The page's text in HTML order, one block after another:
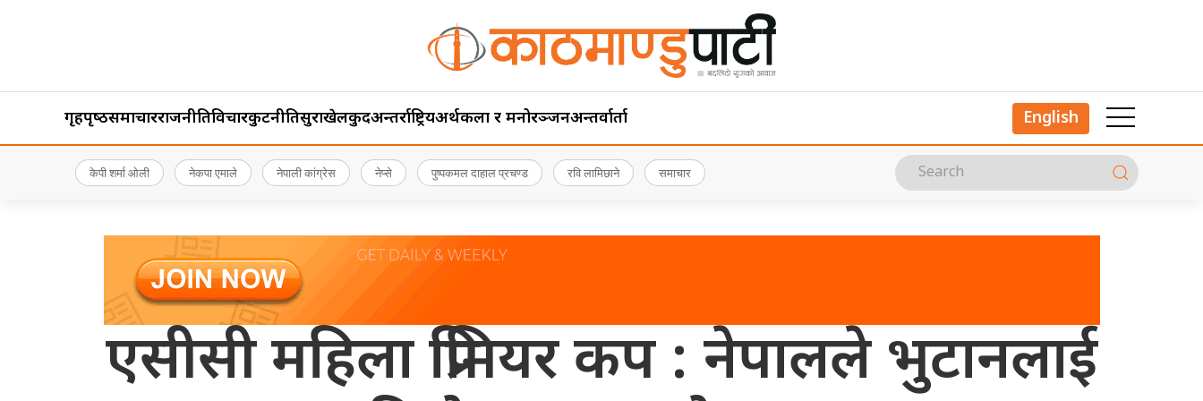
गृहपृष्‍ठसमाचारराजनीतिविचारकुटनीतिसुरक्षाखेलकुदअन्तर्राष्ट्रियअर्थकला र मनोरञ्जनअन्तर्वार्ता English
केपी शर्मा ओली नेकपा एमाले नेपाली कांग्रेस नेप्से पुष्पकमल दाहाल प्रचण्ड रवि लामिछाने समाचार
एसीसी महिला प्रिमियर कप : नेपालले भुटानलाई